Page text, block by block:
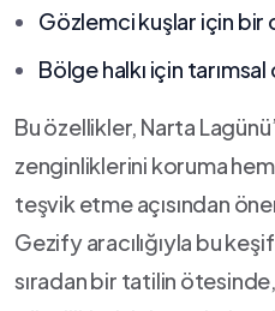
Gözlemci kuşlar için bir
Bölge halkı için
Bu özellikler, Narta
zenginliklerini koruma
teşvik​ etme açısından
Gezify aracılığıyla bu
sıradan bir‍ tatilin⁤